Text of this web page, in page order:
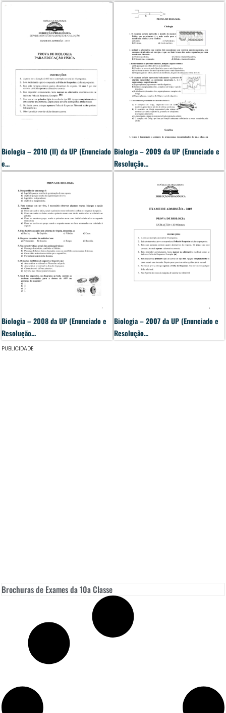
Biologia – 2010 (II) da UP (Enunciado
e...
Biologia – 2009 da UP (Enunciado e
Resolução...
Biologia – 2008 da UP (Enunciado e
Resolução...
Biologia – 2007 da UP (Enunciado e
Resolução...
PUBLICIDADE
Brochuras de Exames da 10a Classe